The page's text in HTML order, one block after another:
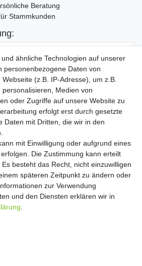
Beratung
Stammkunden
die Daten­schutz­erklärung
widerrufen.**
Abonnieren
** Hierbei handelt es sich um ein Pflichtfeld.
Widerrufs­formular Impressum
AGB Kontakt
ähnliche Technologien auf unserer
personenbezogene Daten von
(z.B. IP-Adresse), um z.B.
Medien von
oder Zugriffe auf unsere Website zu
erfolgt erst durch gesetzte
Daten mit Dritten, die wir in den
mit Einwilligung oder aufgrund eines
Die Zustimmung kann erteilt
besteht das Recht, nicht einzuwilligen
späteren Zeitpunkt zu ändern oder
zur Verwendung
und den Diensten erklären wir in
| Alle Rechte vorbehalten. |
für Industrie, Handel, Handwerk und